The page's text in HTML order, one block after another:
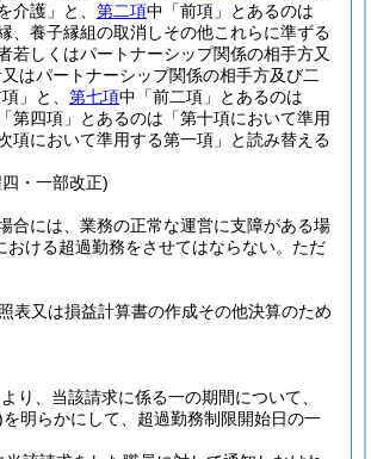
護」と、 第二項中「前項」とあるのは
、養子縁組の取消しその他これらに準ずる
しくはパートナーシップ関係の相手方又
はパートナーシップ関係の相手方及び二
」と、 第七項中「前二項」とあるのは
第四項」とあるのは「第十項において準用
項において準用する第一項」と読み替える
・一部改正)
合には、業務の正常な運営に支障がある場
ける超過勤務をさせてはならない。 ただ
表又は損益計算書の作成その他決算のため
り、当該請求に係る一の期間について、
を明らかにして、超過勤務制限開始日の一